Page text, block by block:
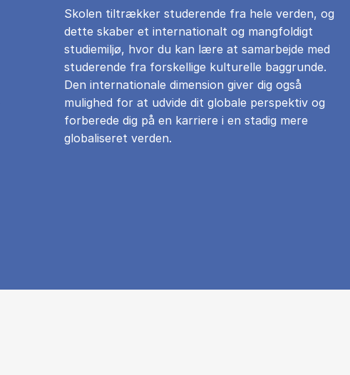
Skolen tiltrækker studerende fra hele verden, og
dette skaber et internationalt og mangfoldigt
studiemiljø, hvor du kan lære at samarbejde med
studerende fra forskellige kulturelle baggrunde.
Den internationale dimension giver dig også
mulighed for at udvide dit globale perspektiv og
forberede dig på en karriere i en stadig mere
globaliseret verden.